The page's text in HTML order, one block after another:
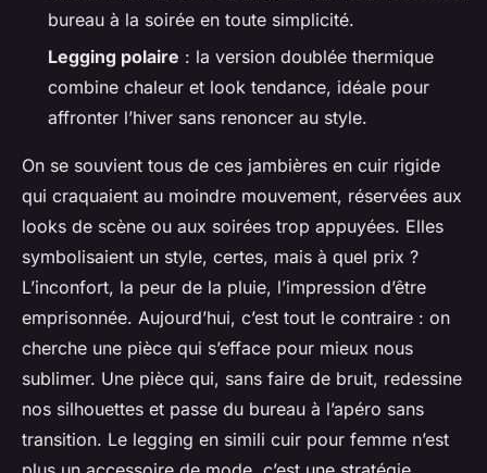
bureau à la soirée en toute simplicité.
Legging polaire : la version doublée thermique
combine chaleur et look tendance, idéale pour
affronter l’hiver sans renoncer au style.
On se souvient tous de ces jambières en cuir rigide
qui craquaient au moindre mouvement, réservées aux
looks de scène ou aux soirées trop appuyées. Elles
symbolisaient un style, certes, mais à quel prix ?
L’inconfort, la peur de la pluie, l’impression d’être
emprisonnée. Aujourd’hui, c’est tout le contraire : on
cherche une pièce qui s’efface pour mieux nous
sublimer. Une pièce qui, sans faire de bruit, redessine
nos silhouettes et passe du bureau à l’apéro sans
transition. Le legging en simili cuir pour femme n’est